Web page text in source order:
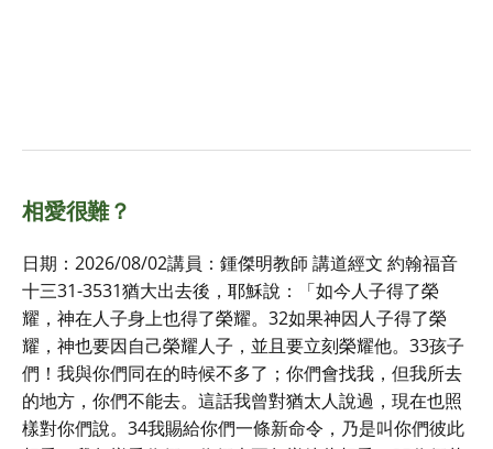
相愛很難？
日期：2026/08/02講員：鍾傑明教師 講道經文 約翰福音
十三31-3531猶大出去後，耶穌說：「如今人子得了榮
耀，神在人子身上也得了榮耀。32如果神因人子得了榮
耀，神也要因自己榮耀人子，並且要立刻榮耀他。33孩子
們！我與你們同在的時候不多了；你們會找我，但我所去
的地方，你們不能去。這話我曾對猶太人說過，現在也照
樣對你們說。34我賜給你們一條新命令，乃是叫你們彼此